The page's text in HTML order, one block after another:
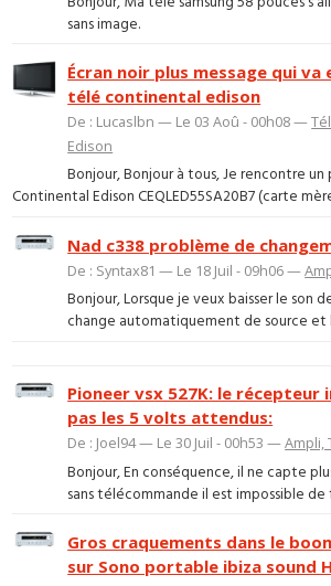
sans image.
Écran noir plus message qui va
télé continental edison
De : Lucaslbn — Le 03 Aoû - 00h08 —
Edison
Bonjour, Bonjour à tous, Je rencontre
Continental Edison CEQLED55SA20B7 (carte
Nad c338 problème de
De : Syntax81 — Le 18 Juil - 09h06 —
Bonjour, Lorsque je veux baisser le son
change automatiquement de source et
Pioneer vsx 527K: le récepteur
pas les 5 volts attendus:
De : Joel94 — Le 30 Juil - 00h53 —Ampli,
Bonjour, En conséquence, il ne capte
sans télécommande il est impossible de
Gros craquements dans le
sur Sono portable ibiza sound